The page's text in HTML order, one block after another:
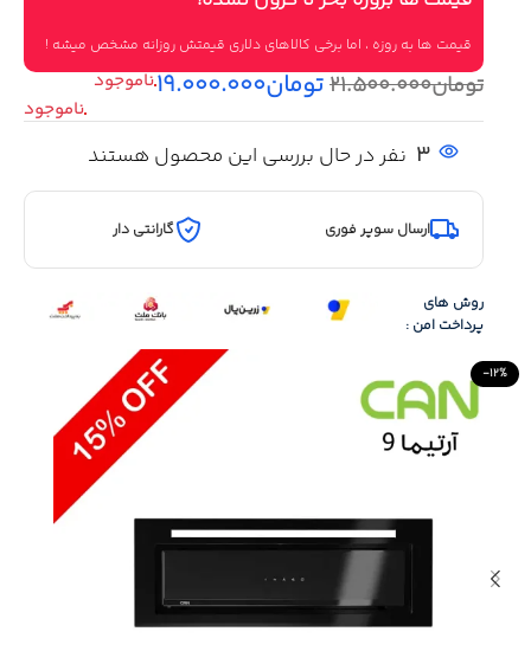
-12%
قیمت ها به روزه ، اما برخی کالاهای دلاری قیمتش روزانه مشخص میشه !
تومان۲۱.۵۰۰.۰۰۰تومان۱۹.۰۰۰.۰۰۰
3 نفر در حال بررسی این محصول هستند
ارسال سوپر فوری گارانتی دار
روش های
پرداخت امن :